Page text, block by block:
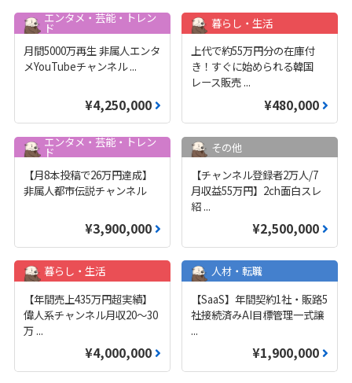
エンタメ・芸能・トレン
ド
月間5000万再生 非属人エンタ
メYouTubeチャンネル...
¥4,250,000
暮らし・生活
上代で約55万円分の在庫付
き！すぐに始められる韓国
レース販売 ...
¥480,000
エンタメ・芸能・トレン
ド
【月8本投稿で26万円達成】
非属人都市伝説チャンネル
¥3,900,000
その他
【チャンネル登録者2万人/7
月収益55万円】2ch面白スレ
紹 ...
¥2,500,000
暮らし・生活
【年間売上435万円超実績】
偉人系チャンネル月収20～30
万 ...
¥4,000,000
人材・転職
【SaaS】年間契約1社・販路5
社接続済みAI目標管理一式譲
...
¥1,900,000